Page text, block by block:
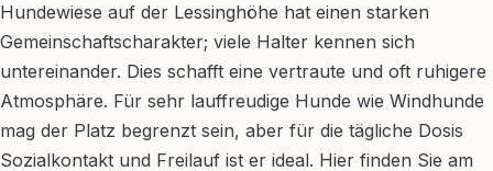
Hundewiese auf der Lessinghöhe hat einen starken
Gemeinschaftscharakter; viele Halter kennen sich
untereinander. Dies schafft eine vertraute und oft ruhigere
Atmosphäre. Für sehr lauffreudige Hunde wie Windhunde
mag der Platz begrenzt sein, aber für die tägliche Dosis
Sozialkontakt und Freilauf ist er ideal. Hier finden Sie am